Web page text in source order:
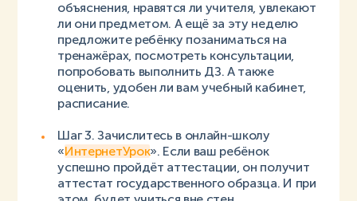
объяснения, нравятся ли учителя, увлекают
ли они предметом. А ещё за эту неделю
предложите ребёнку позаниматься на
тренажёрах, посмотреть консультации,
попробовать выполнить ДЗ. А также
оценить, удобен ли вам учебный кабинет,
расписание.
Шаг 3. Зачислитесь в онлайн-школу
«ИнтернетУрок». Если ваш ребёнок
успешно пройдёт аттестации, он получит
аттестат государственного образца. И при